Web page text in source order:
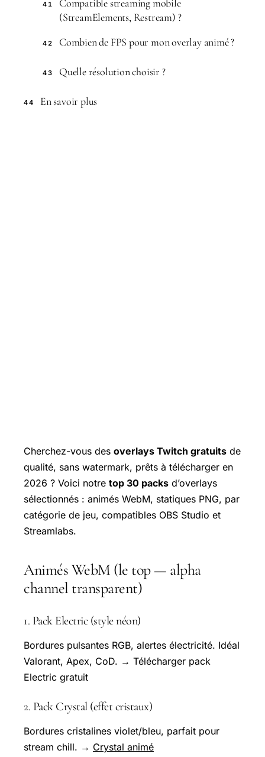
41
Compatible streaming mobile
(StreamElements, Restream) ?
42 Combien de FPS pour mon overlay animé ?
43 Quelle résolution choisir ?
44 En savoir plus
Cherchez-vous des overlays Twitch gratuits de
qualité, sans watermark, prêts à télécharger en
2026 ? Voici notre top 30 packs d’overlays
sélectionnés : animés WebM, statiques PNG, par
catégorie de jeu, compatibles OBS Studio et
Streamlabs.
Animés WebM (le top — alpha
channel transparent)
1. Pack Electric (style néon)
Bordures pulsantes RGB, alertes électricité. Idéal
Valorant, Apex, CoD. → Télécharger pack
Electric gratuit
2. Pack Crystal (effet cristaux)
Bordures cristalines violet/bleu, parfait pour
stream chill. → Crystal animé